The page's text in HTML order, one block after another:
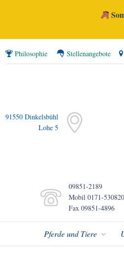
Philosophie Stellenangebote
91550 Dinkelsbühl
Lohe 5
09851-2189
Mobil 0171-
Fax 09851-4896
Pferde und Tiere